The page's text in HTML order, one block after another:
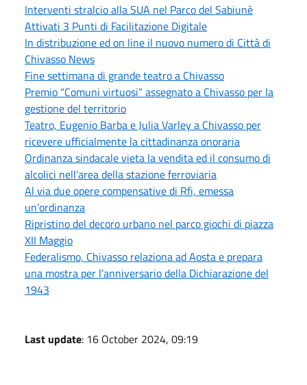
Interventi stralcio alla SUA nel Parco del Sabiunè
Attivati 3 Punti di Facilitazione Digitale
In distribuzione ed on line il nuovo numero di Città di
Chivasso News
Fine settimana di grande teatro a Chivasso
Premio “Comuni virtuosi” assegnato a Chivasso per la
gestione del territorio
Teatro, Eugenio Barba e Julia Varley a Chivasso per
ricevere ufficialmente la cittadinanza onoraria
Ordinanza sindacale vieta la vendita ed il consumo di
alcolici nell’area della stazione ferroviaria
Al via due opere compensative di Rfi, emessa
un’ordinanza
Ripristino del decoro urbano nel parco giochi di piazza
XII Maggio
Federalismo, Chivasso relaziona ad Aosta e prepara
una mostra per l’anniversario della Dichiarazione del
1943
Last update: 16 October 2024, 09:19